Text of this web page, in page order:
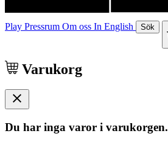
Play Pressrum Om oss In English Sök
Varukorg
Du har inga varor i varukorgen.